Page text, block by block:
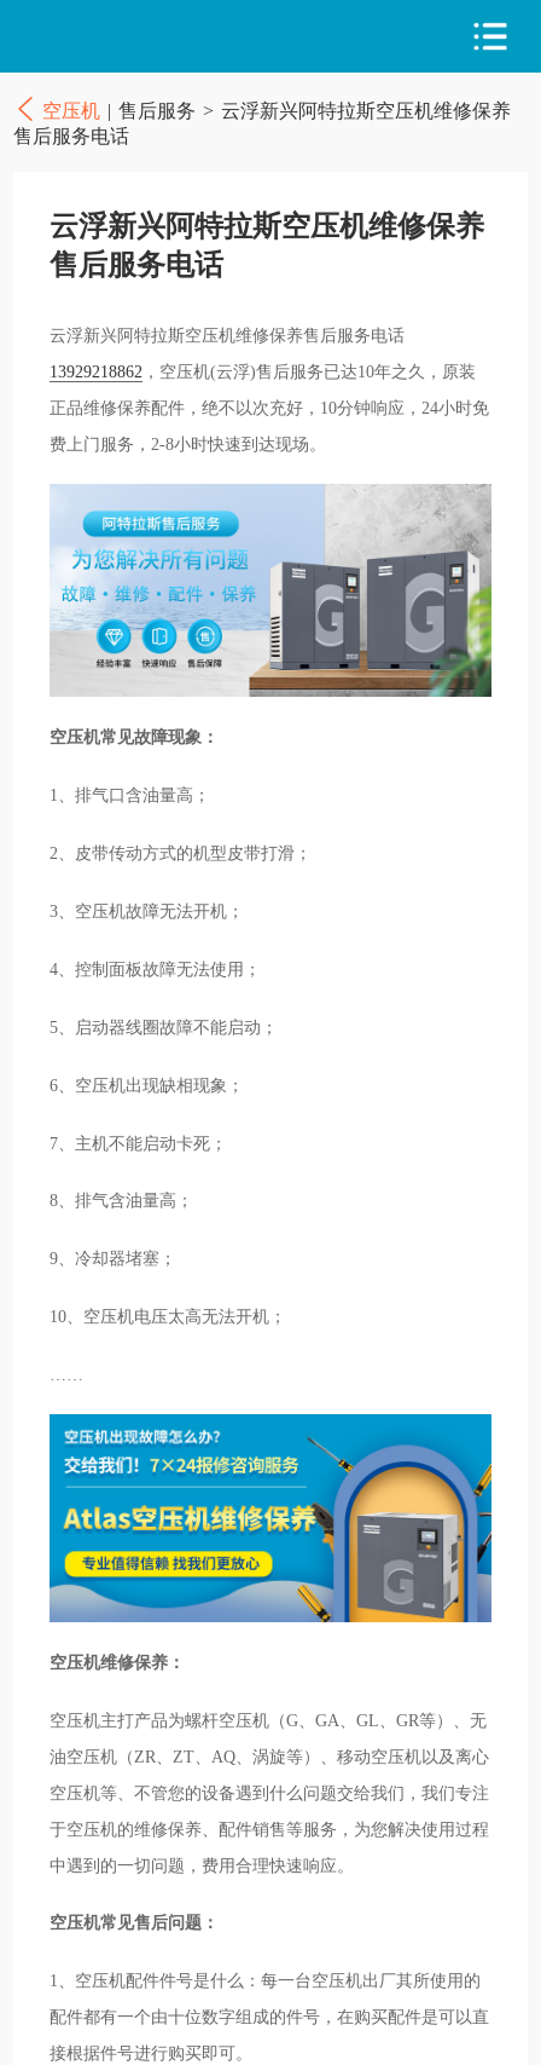
空压机 | 售后服务 > 云浮新兴阿特拉斯空压机维修保养
售后服务电话
云浮新兴阿特拉斯空压机维修保养
售后服务电话
云浮新兴阿特拉斯空压机维修保养售后服务电话
13929218862 ，空压机(云浮)售后服务已达10年之久，原装
正品维修保养配件，绝不以次充好，10分钟响应，24小时免
费上门服务，2-8小时快速到达现场。
空压机常见故障现象：
1、排气口含油量高；
2、皮带传动方式的机型皮带打滑；
3、空压机故障无法开机；
4、控制面板故障无法使用；
5、启动器线圈故障不能启动；
6、空压机出现缺相现象；
7、主机不能启动卡死；
8、排气含油量高；
9、冷却器堵塞；
10、空压机电压太高无法开机；
空压机维修保养：
空压机主打产品为螺杆空压机（G、GA、GL、GR等）、无
油空压机（ZR、ZT、AQ、涡旋等）、移动空压机以及离心
空压机等、不管您的设备遇到什么问题交给我们，我们专注
于空压机的维修保养、配件销售等服务，为您解决使用过程
中遇到的一切问题，费用合理快速响应。
空压机常见售后问题：
1、空压机配件件号是什么：每一台空压机出厂其所使用的
配件都有一个由十位数字组成的件号，在购买配件是可以直
接根据件号进行购买即可。